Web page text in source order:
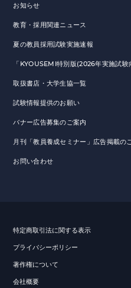
お知らせ
教育・採用関連ニュース
夏の教員採用試験実施速報
「KYOUSEMI特別版(2026年実施試
取扱書店・大学生協一覧
試験情報提供のお願い
バナー広告募集のご案内
月刊「教員養成セミナー」広告掲載の
お問い合わせ
特定商取引法に関する表示
プライバシーポリシー
著作権について
会社概要